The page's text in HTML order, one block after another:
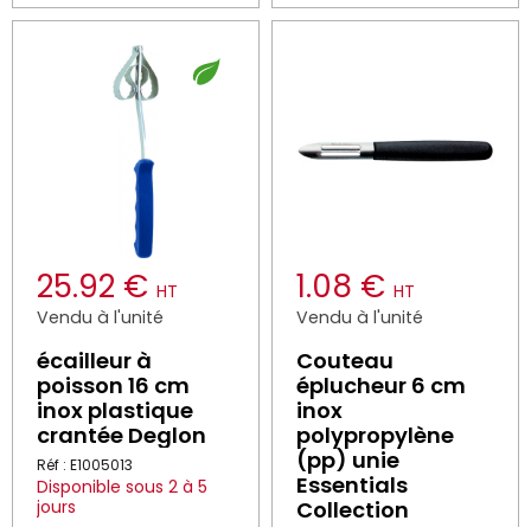
25.92 € HT
Vendu à l'unité
écailleur à
poisson 16 cm
inox plastique
crantée Deglon
Réf : E1005013
Disponible sous 2 à 5
jours
1.08 € HT
Vendu à l'unité
Couteau
éplucheur 6 cm
inox
polypropylène
(pp) unie
Essentials
Collection